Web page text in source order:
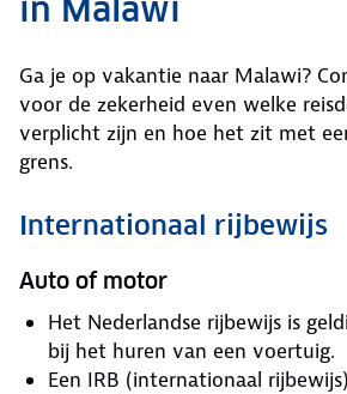
in Malawi
Ga je op vakantie naar Malawi?
voor de zekerheid even welke
verplicht zijn en hoe het zit met
grens.
Internationaal rijbewijs
Auto of motor
Het Nederlandse rijbewijs is
bij het huren van een voertuig.
Een IRB (internationaal